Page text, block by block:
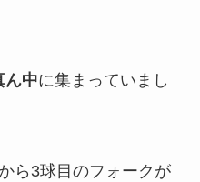
ん中に集まっていまし
ら3球目のフォークが